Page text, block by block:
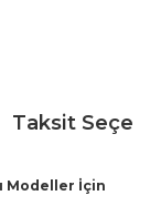
Taksit
Modeller İçin